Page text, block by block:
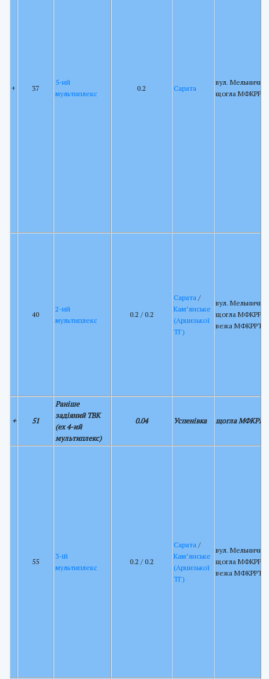
+ 37
5-ий
мультиплекс
0.2 Сарата
вул. Мельнична
щогла МФКРРТ
40
2-ий
мультиплекс
0.2 / 0.2
Сарата /
Кам’янське
(Арцизької
ТГ)
вул. Мельнична
щогла МФКРРТ
вежа МФКРРТ
+ 51
Раніше
задіяний ТВК
(ex 4-ий
мультиплекс)
0.04 Успенівка щогла МФКРРТ
55
3-ій
мультиплекс
0.2 / 0.2
Сарата /
Кам’янське
(Арцизької
ТГ)
вул. Мельнична
щогла МФКРРТ
вежа МФКРРТ